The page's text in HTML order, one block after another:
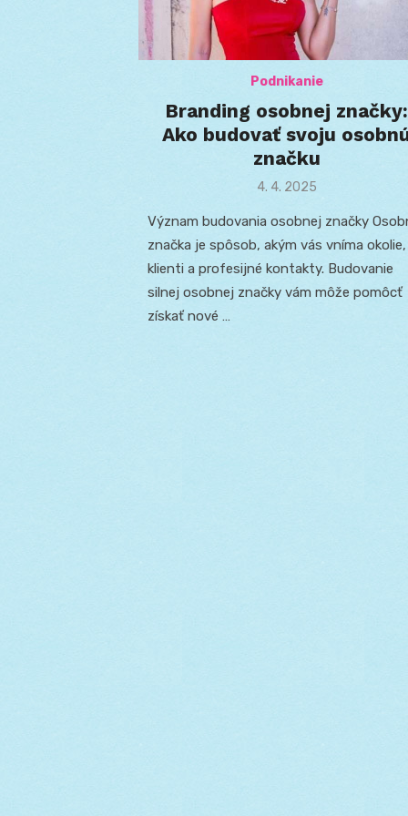
Podnikanie
Branding osobnej značky:
Ako budovať svoju
značku
Posted
4. 4. 2025
Význam budovania osobnej značky
značka je spôsob, akým vás vníma okolie,
klienti a profesijné kontakty. Budovanie
silnej osobnej značky vám môže pomôcť
získať nové …